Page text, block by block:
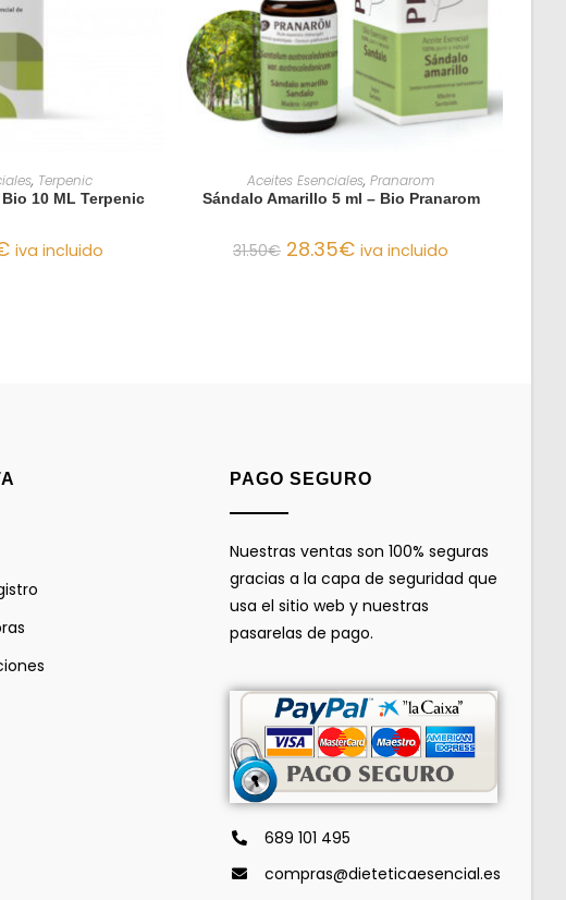
CARRITO
, Terpenic
10 ML Terpenic
iva incluido
AÑADIR AL CARRITO
Aceites Esenciales, Pranarom
Sándalo Amarillo 5 ml – Bio Pranarom
31.50€ 28.35€ iva incluido
PAGO SEGURO
Nuestras ventas son 100% seguras
gracias a la capa de seguridad que
usa el sitio web y nuestras
pasarelas de pago.
689 101 495
compras@dieteticaesencial.es